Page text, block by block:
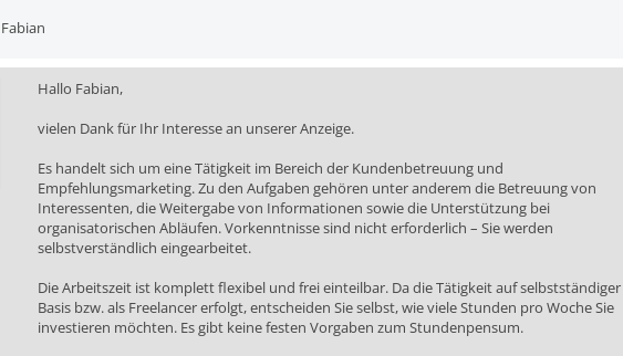
Fabian
Hallo Fabian,
vielen Dank für Ihr Interesse an unserer Anzeige.
Es handelt sich um eine Tätigkeit im Bereich der Kundenbetreuung und
Empfehlungsmarketing. Zu den Aufgaben gehören unter anderem die Betreuung von
Interessenten, die Weitergabe von Informationen sowie die Unterstützung bei
organisatorischen Abläufen. Vorkenntnisse sind nicht erforderlich – Sie werden
selbstverständlich eingearbeitet.
Die Arbeitszeit ist komplett flexibel und frei einteilbar. Da die Tätigkeit auf selbstständiger
Basis bzw. als Freelancer erfolgt, entscheiden Sie selbst, wie viele Stunden pro Woche Sie
investieren möchten. Es gibt keine festen Vorgaben zum Stundenpensum.